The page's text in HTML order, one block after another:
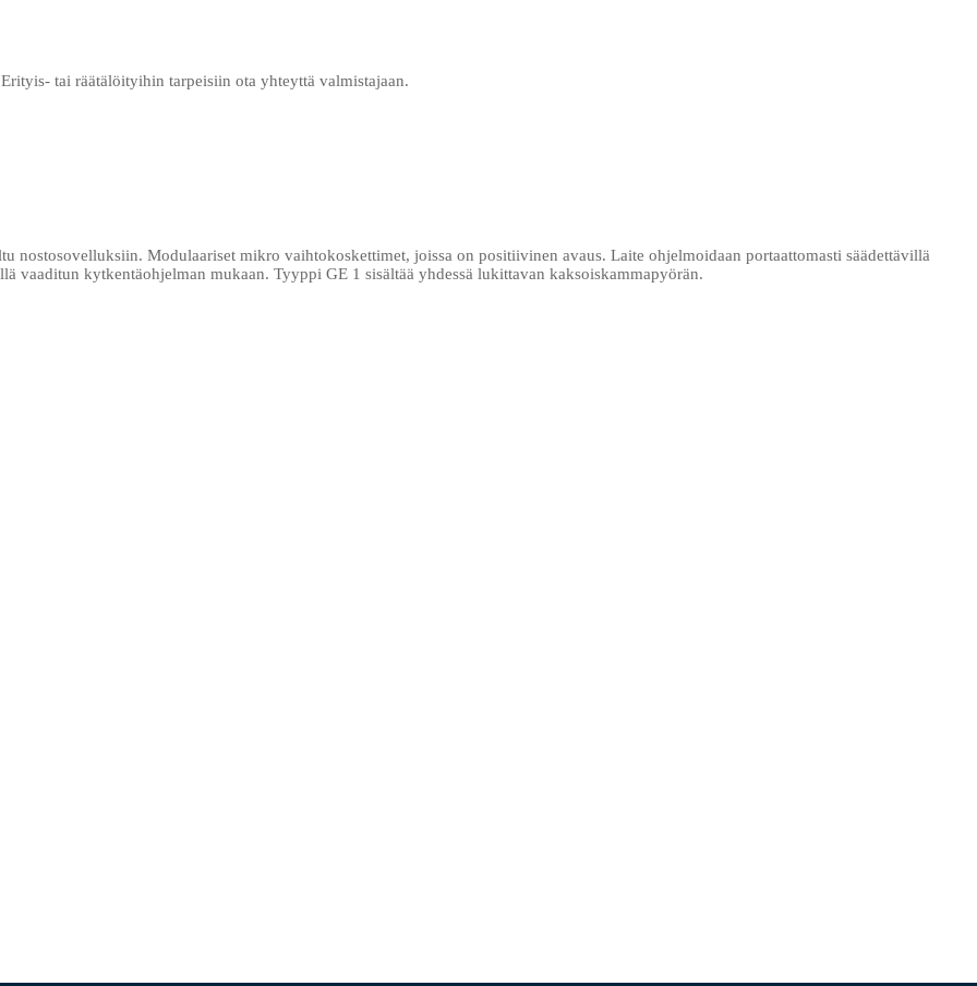
tai räätälöityihin tarpeisiin ota yhteyttä valmistajaan.
nostosovelluksiin. Modulaariset mikro vaihtokoskettimet, joissa on positiivinen avaus. Laite ohjelmoidaan portaattomasti säädettävillä
vaaditun kytkentäohjelman mukaan. Tyyppi GE 1 sisältää yhdessä lukittavan kaksoiskammapyörän.